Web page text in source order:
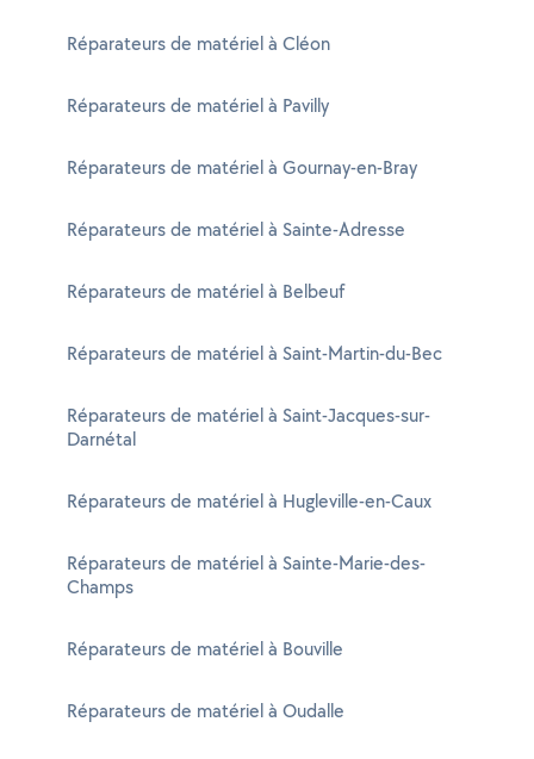
Réparateurs de matériel à Cléon
Réparateurs de matériel à Pavilly
Réparateurs de matériel à Gournay-en-Bray
Réparateurs de matériel à Sainte-Adresse
Réparateurs de matériel à Belbeuf
Réparateurs de matériel à Saint-Martin-du-Bec
Réparateurs de matériel à Saint-Jacques-sur-
Darnétal
Réparateurs de matériel à Hugleville-en-Caux
Réparateurs de matériel à Sainte-Marie-des-
Champs
Réparateurs de matériel à Bouville
Réparateurs de matériel à Oudalle